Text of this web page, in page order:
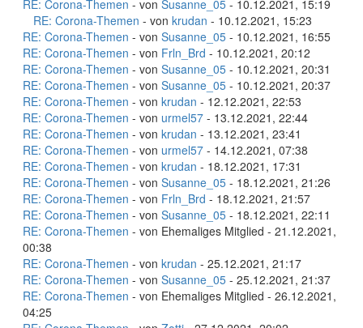
RE: Corona-Themen - von Susanne_05 - 10.12.2021, 15:19
RE: Corona-Themen - von krudan - 10.12.2021, 15:23
RE: Corona-Themen - von Susanne_05 - 10.12.2021, 16:55
RE: Corona-Themen - von Frln_Brd - 10.12.2021, 20:12
RE: Corona-Themen - von Susanne_05 - 10.12.2021, 20:31
RE: Corona-Themen - von Susanne_05 - 10.12.2021, 20:37
RE: Corona-Themen - von krudan - 12.12.2021, 22:53
RE: Corona-Themen - von urmel57 - 13.12.2021, 22:44
RE: Corona-Themen - von krudan - 13.12.2021, 23:41
RE: Corona-Themen - von urmel57 - 14.12.2021, 07:38
RE: Corona-Themen - von krudan - 18.12.2021, 17:31
RE: Corona-Themen - von Susanne_05 - 18.12.2021, 21:26
RE: Corona-Themen - von Frln_Brd - 18.12.2021, 21:57
RE: Corona-Themen - von Susanne_05 - 18.12.2021, 22:11
RE: Corona-Themen - von Ehemaliges Mitglied - 21.12.2021,
00:38
RE: Corona-Themen - von krudan - 25.12.2021, 21:17
RE: Corona-Themen - von Susanne_05 - 25.12.2021, 21:37
RE: Corona-Themen - von Ehemaliges Mitglied - 26.12.2021,
04:25